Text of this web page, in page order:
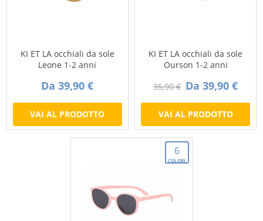
KI ET LA occhiali da sole
Leone 1-2 anni
Da 39,90 €
VAI AL PRODOTTO
KI ET LA occhiali da sole
Ourson 1-2 anni
35,90 € Da 39,90 €
VAI AL PRODOTTO
6
COLORI